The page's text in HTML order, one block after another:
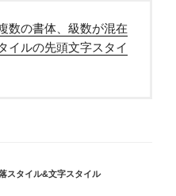
数の書体、級数が混在
イルの先頭文字スタイ
スタイル&文字スタイル